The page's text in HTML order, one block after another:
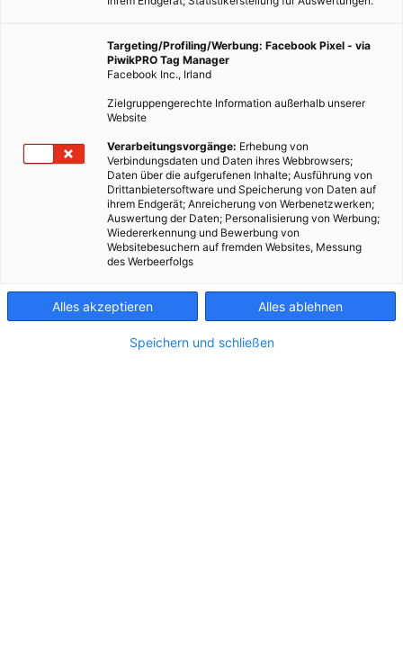
Targeting/Profiling/Werbung: Facebook Pixel - via
PiwikPRO Tag Manager
Facebook Inc., Irland
Zielgruppengerechte Information außerhalb unserer
Website
Verarbeitungsvorgänge: Erhebung von
Verbindungsdaten und Daten ihres Webbrowsers;
Daten über die aufgerufenen Inhalte; Ausführung von
Drittanbietersoftware und Speicherung von Daten auf
ihrem Endgerät; Anreicherung von Werbenetzwerken;
Auswertung der Daten; Personalisierung von Werbung;
Wiedererkennung und Bewerbung von
Websitebesuchern auf fremden Websites, Messung
des Werbeerfolgs
Alles akzeptieren Alles ablehnen
Speichern und schließen